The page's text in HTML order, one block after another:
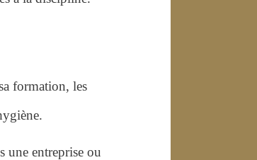
formation, les
une entreprise ou